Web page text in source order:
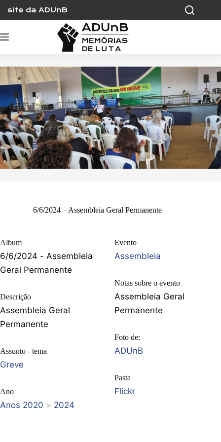
content
site da ADUnB
6/6/2024 – Assembleia Geral Permanente
Album
6/6/2024 - Assembleia
Geral Permanente
Descrição
Assembleia Geral
Permanente
Assunto - tema
Greve
Ano
Anos 2020 > 2024
Evento
Assembleia
Notas sobre o evento
Assembleia Geral
Permanente
Foto de:
ADUnB
Pasta
Flickr